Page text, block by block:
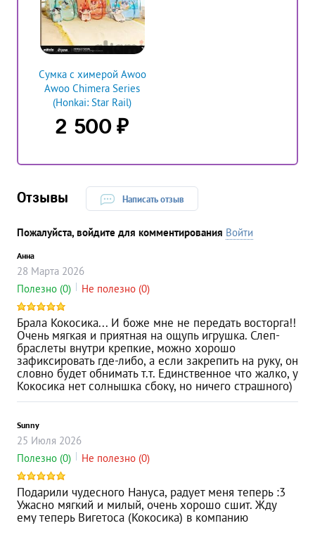
Сумка с химерой Awoo
Awoo Chimera Series
(Honkai: Star Rail)
2 500 ₽
Отзывы Написать отзыв
Пожалуйста, войдите для комментирования Войти
Анна
28 Марта 2026
Полезно (0) Не полезно (0)
Брала Кокосика... И боже мне не передать восторга!!
Очень мягкая и приятная на ощупь игрушка. Слеп-
браслеты внутри крепкие, можно хорошо
зафиксировать где-либо, а если закрепить на руку, он
словно будет обнимать т.т. Единственное что жалко, у
Кокосика нет солнышка сбоку, но ничего страшного)
Sunny
25 Июля 2026
Полезно (0) Не полезно (0)
Подарили чудесного Нануса, радует меня теперь :3
Ужасно мягкий и милый, очень хорошо сшит. Жду
ему теперь Вигетоса (Кокосика) в компанию